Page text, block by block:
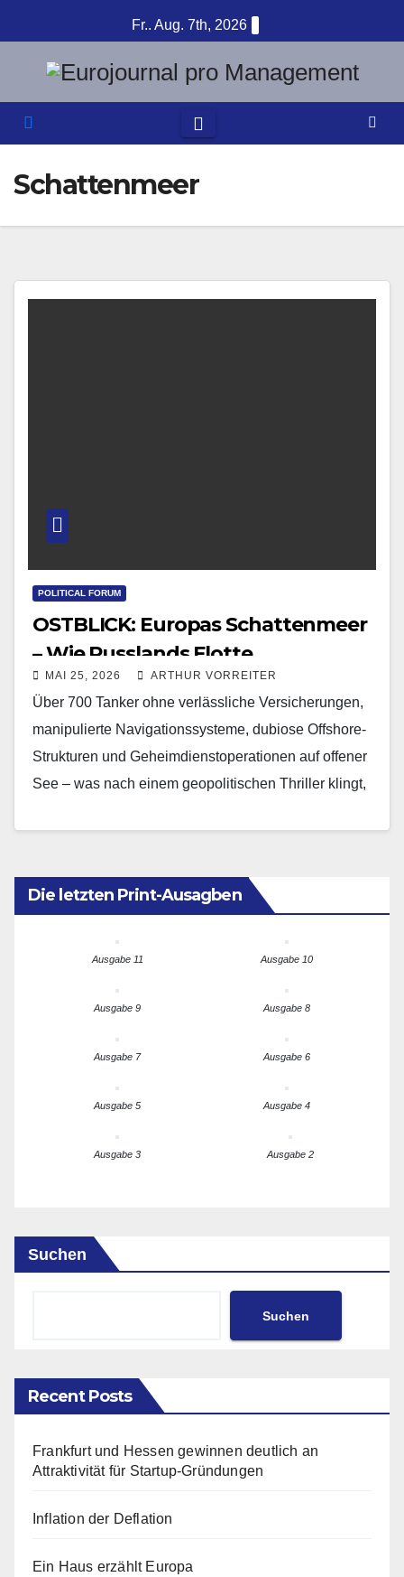
Inhalt
springen
Fr.. Aug. 7th, 2026
Schattenmeer
POLITICAL FORUM
OSTBLICK: Europas Schattenmeer
– Wie Russlands Flotte
Deutschlands geopolitische
Illusionen offenlegt
MAI 25, 2026 ARTHUR VORREITER
Über 700 Tanker ohne verlässliche Versicherungen,
manipulierte Navigationssysteme, dubiose Offshore-
Strukturen und Geheimdienstoperationen auf offener
See – was nach einem geopolitischen Thriller klingt,
Die letzten Print-Ausagben
Ausgabe 11 Ausgabe 10
Ausgabe 9 Ausgabe 8
Ausgabe 7 Ausgabe 6
Ausgabe 5 Ausgabe 4
Ausgabe 3 Ausgabe 2
Suchen
Suchen
Recent Posts
Frankfurt und Hessen gewinnen deutlich an
Attraktivität für Startup-Gründungen
Inflation der Deflation
Ein Haus erzählt Europa